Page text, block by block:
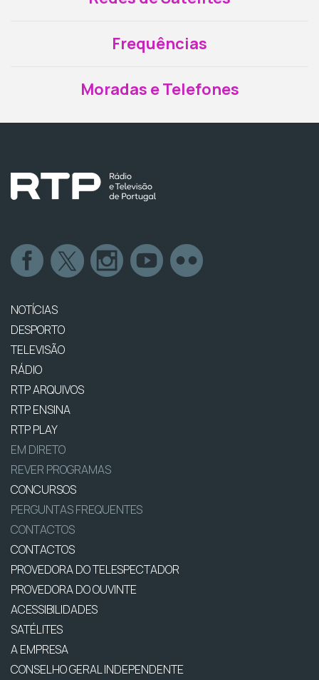
Frequências
Moradas e Telefones
NOTÍCIAS
DESPORTO
TELEVISÃO
RÁDIO
RTP ARQUIVOS
RTP ENSINA
RTP PLAY
EM DIRETO
REVER PROGRAMAS
CONCURSOS
PERGUNTAS FREQUENTES
CONTACTOS
CONTACTOS
PROVEDORA DO TELESPECTADOR
PROVEDORA DO OUVINTE
ACESSIBILIDADES
SATÉLITES
A EMPRESA
CONSELHO GERAL INDEPENDENTE